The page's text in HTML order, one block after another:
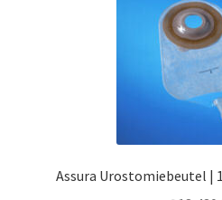
Assura Urostomiebeutel |